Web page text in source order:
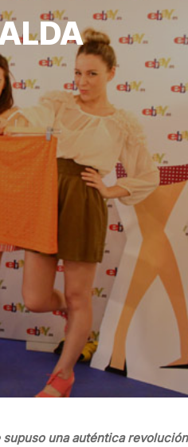
una auténtica revolución